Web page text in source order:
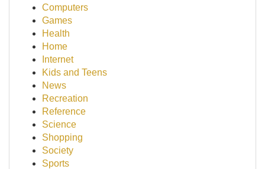
Computers
Games
Health
Home
Internet
Kids and Teens
News
Recreation
Reference
Science
Shopping
Society
Sports